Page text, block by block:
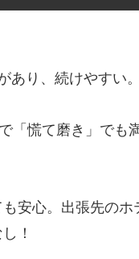
り、続けやすい。
「慌て磨き」でも
安心。出張先の
！